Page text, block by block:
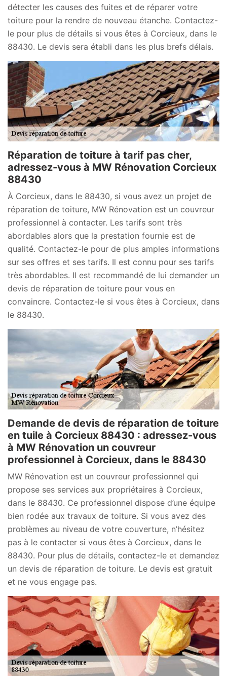
détecter les causes des fuites et de réparer votre
toiture pour la rendre de nouveau étanche. Contactez-
le pour plus de détails si vous êtes à Corcieux, dans le
88430. Le devis sera établi dans les plus brefs délais.
Réparation de toiture à tarif pas cher,
adressez-vous à MW Rénovation Corcieux
88430
À Corcieux, dans le 88430, si vous avez un projet de
réparation de toiture, MW Rénovation est un couvreur
professionnel à contacter. Les tarifs sont très
abordables alors que la prestation fournie est de
qualité. Contactez-le pour de plus amples informations
sur ses offres et ses tarifs. Il est connu pour ses tarifs
très abordables. Il est recommandé de lui demander un
devis de réparation de toiture pour vous en
convaincre. Contactez-le si vous êtes à Corcieux, dans
le 88430.
Demande de devis de réparation de toiture
en tuile à Corcieux 88430 : adressez-vous
à MW Rénovation un couvreur
professionnel à Corcieux, dans le 88430
MW Rénovation est un couvreur professionnel qui
propose ses services aux propriétaires à Corcieux,
dans le 88430. Ce professionnel dispose d’une équipe
bien rodée aux travaux de toiture. Si vous avez des
problèmes au niveau de votre couverture, n’hésitez
pas à le contacter si vous êtes à Corcieux, dans le
88430. Pour plus de détails, contactez-le et demandez
un devis de réparation de toiture. Le devis est gratuit
et ne vous engage pas.